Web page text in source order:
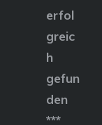
erfol
greic
h
gefun
den
***